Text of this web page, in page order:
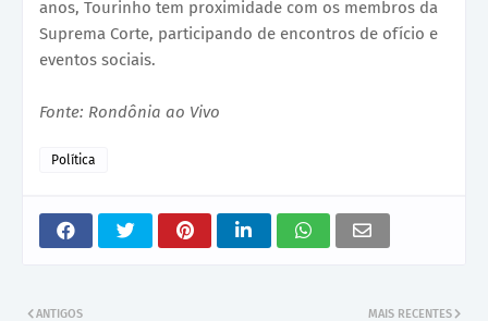
anos, Tourinho tem proximidade com os membros da
Suprema Corte, participando de encontros de ofício e
eventos sociais.
Fonte: Rondônia ao Vivo
Política
MAIS RECENTES
ANTIGOS